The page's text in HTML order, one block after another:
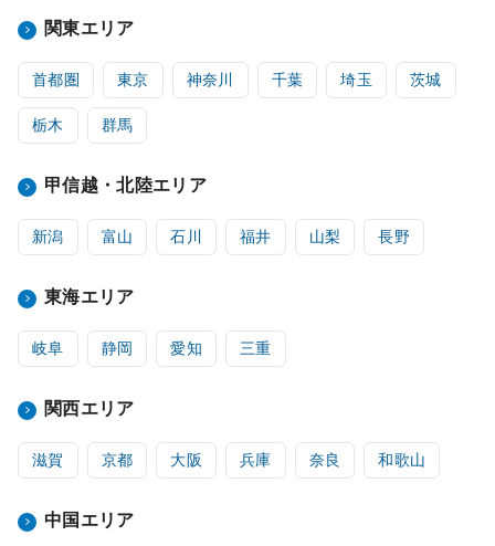
関東エリア
首都圏 東京 神奈川 千葉 埼玉 茨城
栃木 群馬
甲信越・北陸エリア
新潟 富山 石川 福井 山梨 長野
東海エリア
岐阜 静岡 愛知 三重
関西エリア
滋賀 京都 大阪 兵庫 奈良 和歌山
中国エリア